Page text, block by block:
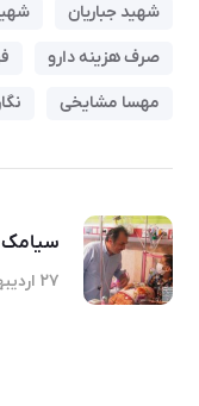
شهید جباریان
صرف هزینه دارو
مهسا مشایخی
سیامک
۲۷ اردیبهشت ۱۳۹۵